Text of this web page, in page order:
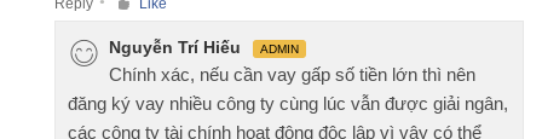
Reply Like
Nguyễn Trí Hiếu ADMIN
Chính xác, nếu cần vay gấp số tiền lớn thì nên
đăng ký vay nhiều công ty cùng lúc vẫn được giải ngân,
các công ty tài chính hoạt động độc lập vì vậy có thể